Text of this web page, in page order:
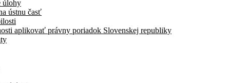
úlohy
ústnu časť
aplikovať právny poriadok Slovenskej republiky